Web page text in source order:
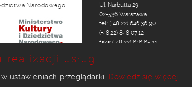
Narodowego
Ul. Narbutta 29
02-536 Warszawa
tel.: (+48 22) 646 36 90
(+48 22) 848 07 12
faks: (+48 22) 646 65 11
usług.
ustawieniach przeglądarki. Dowiedz się więcej